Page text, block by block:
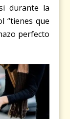
durante la
“tienes que
perfecto